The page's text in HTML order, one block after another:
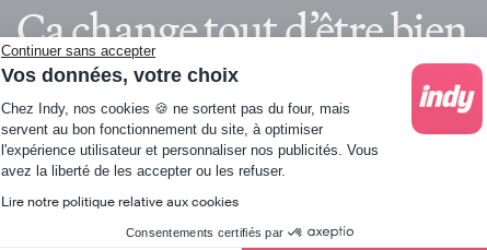
Continuer sans accepter
Vos données, votre choix
Plateforme de Gestion du Consentement :
Chez Indy, nos cookies 🍪 ne sortent pas du four, mais
servent au bon fonctionnement du site, à optimiser
l'expérience utilisateur et personnaliser nos publicités. Vous
avez la liberté de les accepter ou les refuser.
Lire notre politique relative aux cookies
Consentements certifiés par
Axeptio consent
Ça change tout d’être bien
accompagné